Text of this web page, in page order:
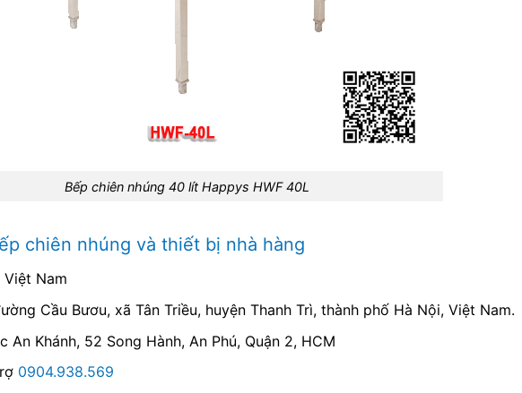
Bếp chiên nhúng 40 lít Happys HWF 40L
chiên nhúng và thiết bị nhà hàng
Nam
Cầu Bươu, xã Tân Triều, huyện Thanh Trì, thành phố Hà Nội, Việt Nam.
An Khánh, 52 Song Hành, An Phú, Quận 2, HCM
0904.938.569